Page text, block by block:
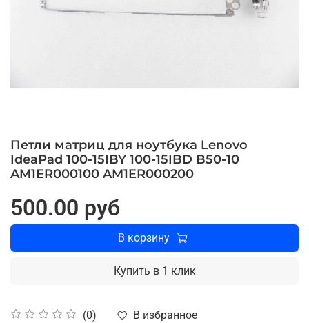
Петли матриц для ноутбука Lenovo
IdeaPad 100-15IBY 100-15IBD B50-10
AM1ER000100 AM1ER000200
(0) В избранное
500.00 руб
В корзину
Купить в 1 клик